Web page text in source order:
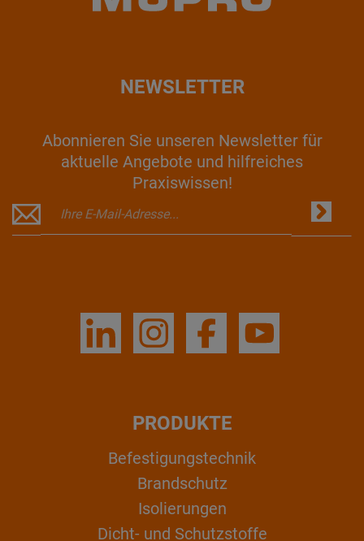
NEWSLETTER
Abonnieren Sie unseren Newsletter für
aktuelle Angebote und hilfreiches
Praxiswissen!
PRODUKTE
Befestigungstechnik
Brandschutz
Isolierungen
Dicht- und Schutzstoffe